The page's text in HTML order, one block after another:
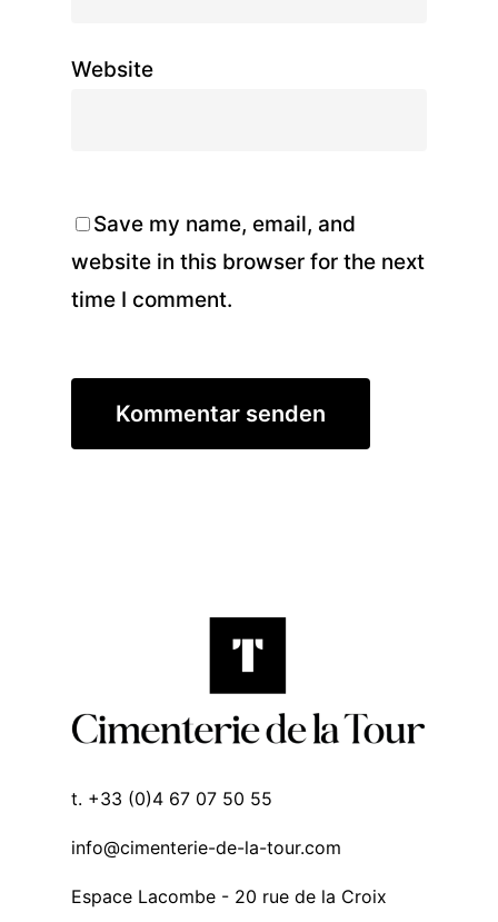
Website
Save my name, email, and
website in this browser for the next
time I comment.
t. +33 (0)4 67 07 50 55
info@cimenterie-de-la-tour.com
Espace Lacombe - 20 rue de la Croix